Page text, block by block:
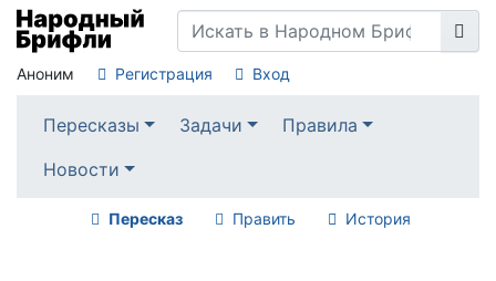
Аноним Регистрация Вход
Пересказы Задачи
Правила
Новости
Пересказ Править История